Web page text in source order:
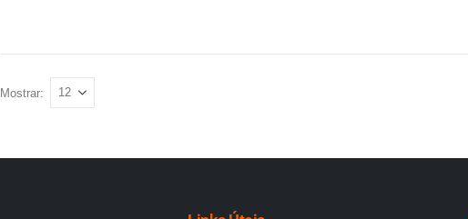
Mostrar: